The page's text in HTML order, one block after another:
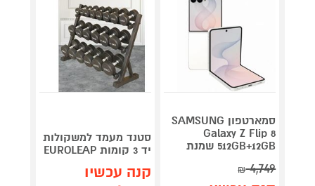
סמארטפון SAMSUNG
Galaxy Z Flip 8
512GB+12GB שמנת
4,749
₪
סטנד מעמד למשקולות
יד 3 קומות EUROLEAP
קנה עכשיו